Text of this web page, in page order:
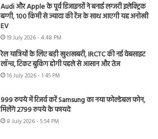
Audi और Apple के पूर्व डिजाइनरों ने बनाई लग्जरी इलेक्ट्रिक
बग्गी, 100 किमी से ज्यादा की रेंज के साथ आएगी यह अनोखी
EV
19 July 2026 - 4:48 PM
रेल यात्रियों के लिए बड़ी खुशखबरी, IRCTC की नई वेबसाइट
लॉन्च, टिकट बुकिंग होगी पहले से आसान और तेज
16 July 2026 - 1:45 PM
999 रुपये में रिजर्व करें Samsung का नया फोल्डेबल फोन,
मिलेंगे 2799 रुपये के फायदे
8 July 2026 - 5:54 PM